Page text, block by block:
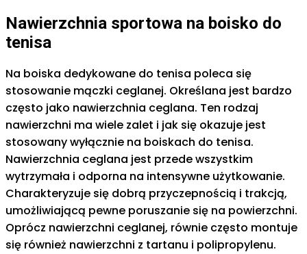
Nawierzchnia sportowa na boisko do
tenisa
Na boiska dedykowane do tenisa poleca się
stosowanie mączki ceglanej. Określana jest bardzo
często jako nawierzchnia ceglana. Ten rodzaj
nawierzchni ma wiele zalet i jak się okazuje jest
stosowany wyłącznie na boiskach do tenisa.
Nawierzchnia ceglana jest przede wszystkim
wytrzymała i odporna na intensywne użytkowanie.
Charakteryzuje się dobrą przyczepnością i trakcją,
umożliwiającą pewne poruszanie się na powierzchni.
Oprócz nawierzchni ceglanej, równie często montuje
się również nawierzchni z tartanu i polipropylenu.